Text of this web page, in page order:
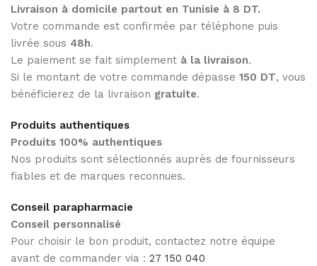
Livraison à domicile partout en Tunisie à 8 DT.
Votre commande est confirmée par téléphone puis
livrée sous 48h.
Le paiement se fait simplement à la livraison.
Si le montant de votre commande dépasse 150 DT, vous
bénéficierez de la livraison gratuite.
Produits authentiques
Produits 100% authentiques
Nos produits sont sélectionnés auprès de fournisseurs
fiables et de marques reconnues.
Conseil parapharmacie
Conseil personnalisé
Pour choisir le bon produit, contactez notre équipe
avant de commander via : 27 150 040